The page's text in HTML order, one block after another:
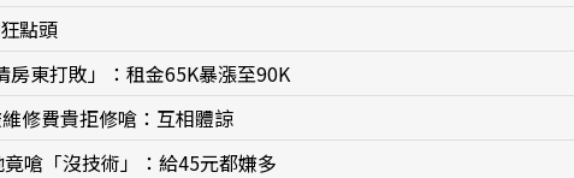
點頭
東打敗」：租金65K暴漲至90K
修費貴拒修嗆：互相體諒
嗆「沒技術」：給45元都嫌多